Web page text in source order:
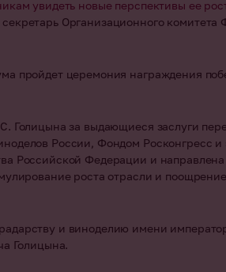
увидеть новые перспективы ее
Организационного комитета
пройдет церемония награждения
за выдающиеся заслуги
России, Фондом Росконгресс и
Российской Федерации и
роста отрасли и
и виноделию имени
Голицына.